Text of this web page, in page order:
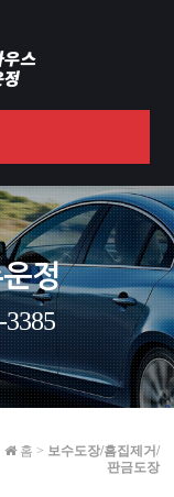
정
홈 > 보수도장/흠집제거/
판금도장